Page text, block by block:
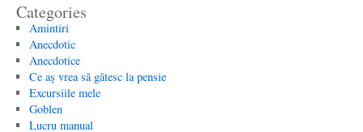
Categories
Amintiri
Anecdotic
Anecdotice
Ce aș vrea să gătesc la pensie
Excursiile mele
Goblen
Lucru manual